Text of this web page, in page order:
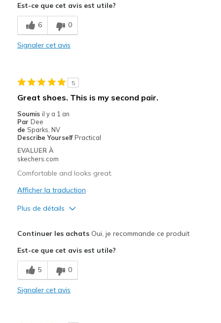
Le contre
Poor Cushioning
Les meilleures utilisations
Width
Feels true to width
Sizing
Feels true to size
Est-ce que cet avis est utile?
6 0
Signaler cet avis
5
Great shoes. This is my second pair.
Soumis il y a 1 an
Par Dee
de Sparks, NV
Describe Yourself Practical
EVALUER À
skechers.com
Comfortable and looks great.
Afficher la traduction
Plus de détails
Comfortable
Durable
Continuer les achatsOui, je recommande ce produit
Est-ce que cet avis est utile?
5 0
Signaler cet avis